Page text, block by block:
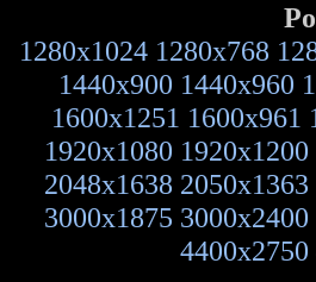
1280x1024 1280x768
1440x900 1440x960
1600x1251 1600x961
1920x1080 1920x1200
2048x1638 2050x1363
3000x1875 3000x2400
4400x2750